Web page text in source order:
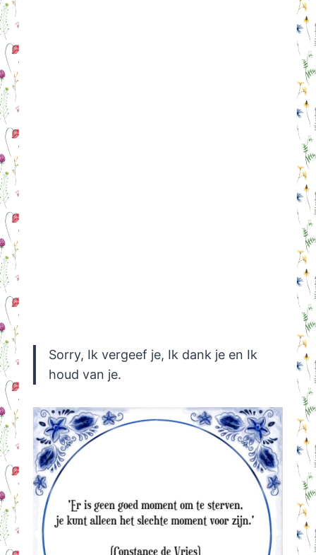
Sorry, Ik vergeef je, Ik dank je en Ik
houd van je.